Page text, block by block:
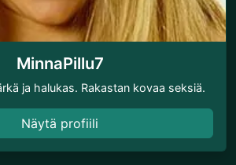
MinnaPillu7
ja halukas. Rakastan kovaa seksiä.
Näytä profiili